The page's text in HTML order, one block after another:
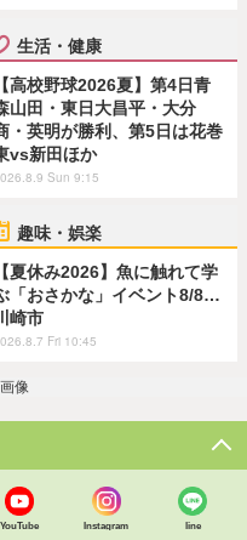
生活・健康
【高校野球2026夏】第4日青
山田・東日大昌平・大分
・英明が勝利、第5日は花巻
vs新田ほか
Sun 9:15
趣味・娯楽
【夏休み2026】魚に触れて学
「おさかな」イベント8/8…
崎市
Fri 10:45
像
YouTube Instagram line